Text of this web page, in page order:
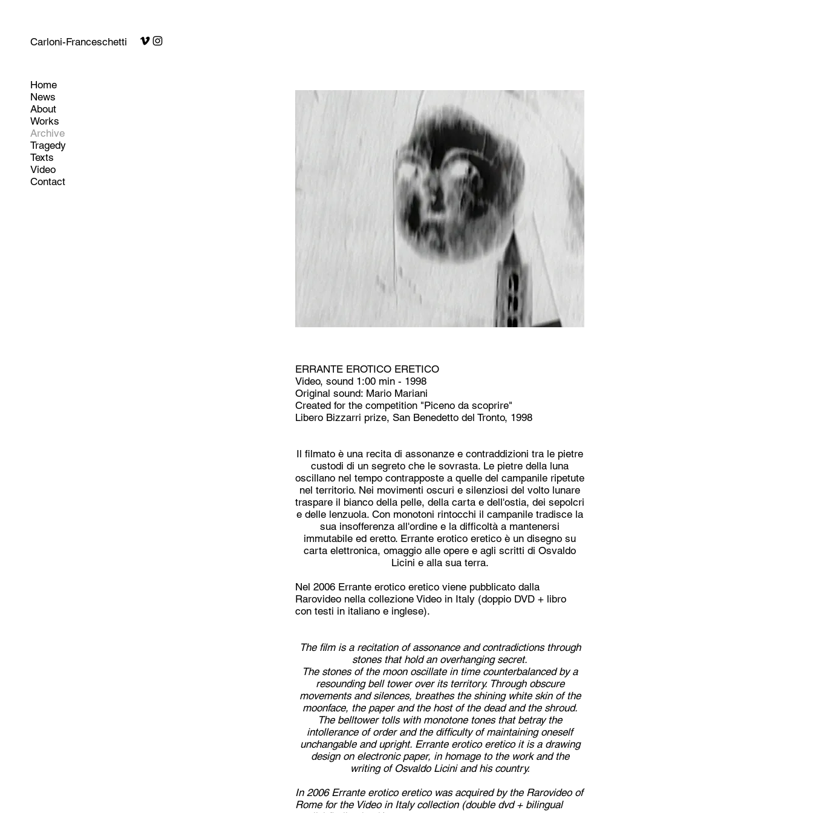
Carloni-Franceschetti
Home
News
About
Works
Archive
Tragedy
Texts
Video
Contact
ERRANTE EROTICO ERETICO
Video, sound 1:00 min - 1998
Original sound: Mario Mariani
Created for the competition "Piceno da scoprire"
Libero Bizzarri prize, San Benedetto del Tronto, 1998
Il filmato è una recita di assonanze e contraddizioni tra le pietre
custodi di un segreto che le sovrasta. Le pietre della luna
oscillano nel tempo contrapposte a quelle del campanile ripetute
nel territorio. Nei movimenti oscuri e silenziosi del volto lunare
traspare il bianco della pelle, della carta e dell'ostia, dei sepolcri
e delle lenzuola. Con monotoni rintocchi il campanile tradisce la
sua insofferenza all'ordine e la difficoltà a mantenersi
immutabile ed eretto. Errante erotico eretico è un disegno su
carta elettronica, omaggio alle opere e agli scritti di Osvaldo
Licini e alla sua terra.
Nel 2006 Errante erotico eretico viene pubblicato dalla
Rarovideo nella collezione Video in Italy (doppio DVD + libro
con testi in italiano e inglese).
The film is a recitation of assonance and contradictions through
stones that hold an overhanging secret.
The stones of the moon oscillate in time counterbalanced by a
resounding bell tower over its territory. Through obscure
movements and silences, breathes the shining white skin of the
moonface, the paper and the host of the dead and the shroud.
The belltower tolls with monotone tones that betray the
intollerance of order and the difficulty of maintaining oneself
unchangable and upright. Errante erotico eretico it is a drawing
design on electronic paper, in homage to the work and the
writing of Osvaldo Licini and his country.
In 2006 Errante erotico eretico was acquired by the Rarovideo of
Rome for the Video in Italy collection (double dvd + bilingual